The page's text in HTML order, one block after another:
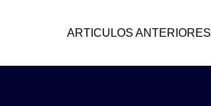
ARTICULOS ANTERIORES